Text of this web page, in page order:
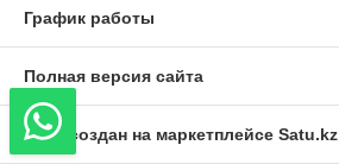
График работы
Полная версия сайта
Сайт создан на маркетплейсе Satu.kz